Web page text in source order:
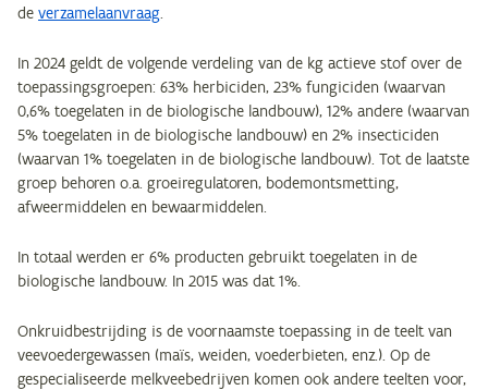
de verzamelaanvraag.
In 2024 geldt de volgende verdeling van de kg actieve stof over de
toepassingsgroepen: 63% herbiciden, 23% fungiciden (waarvan
0,6% toegelaten in de biologische landbouw), 12% andere (waarvan
5% toegelaten in de biologische landbouw) en 2% insecticiden
(waarvan 1% toegelaten in de biologische landbouw). Tot de laatste
groep behoren o.a. groeiregulatoren, bodemontsmetting,
afweermiddelen en bewaarmiddelen.
In totaal werden er 6% producten gebruikt toegelaten in de
biologische landbouw. In 2015 was dat 1%.
Onkruidbestrijding is de voornaamste toepassing in de teelt van
veevoedergewassen (maïs, weiden, voederbieten, enz.). Op de
gespecialiseerde melkveebedrijven komen ook andere teelten voor,